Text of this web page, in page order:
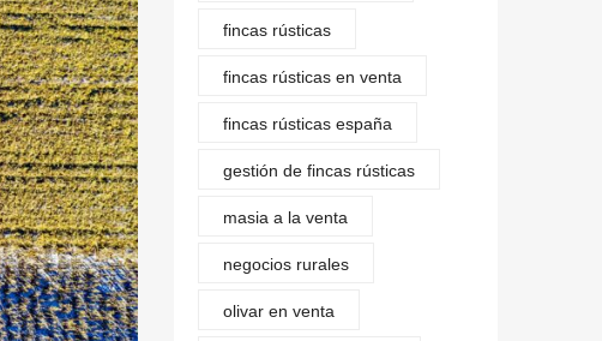
fincas rústicas
fincas rústicas en venta
fincas rústicas españa
gestión de fincas rústicas
masia a la venta
negocios rurales
olivar en venta